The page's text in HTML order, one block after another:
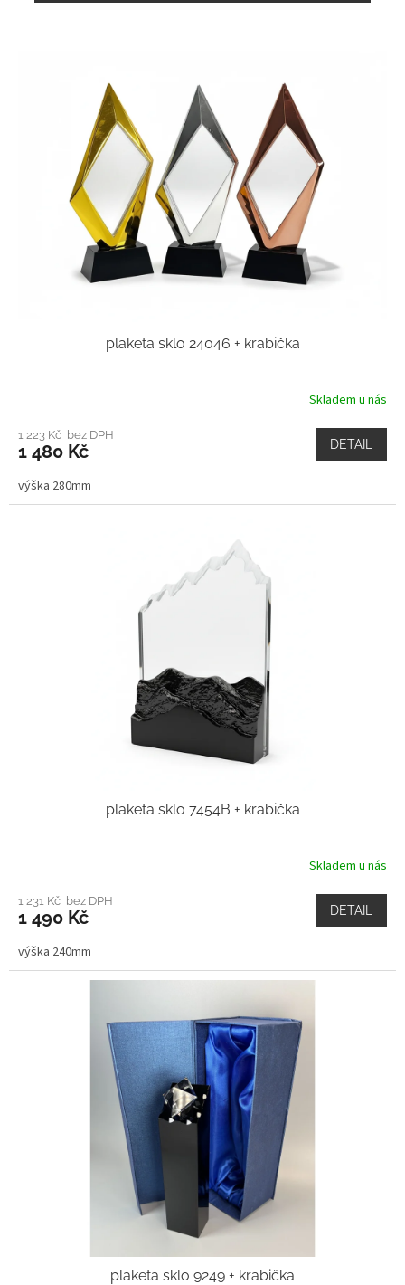
plaketa sklo 24046 + krabička
Skladem u nás
1 223 Kč bez DPH
1 480 Kč DETAIL
výška 280mm
plaketa sklo 7454B + krabička
Skladem u nás
1 231 Kč bez DPH
1 490 Kč DETAIL
výška 240mm
plaketa sklo 9249 + krabička